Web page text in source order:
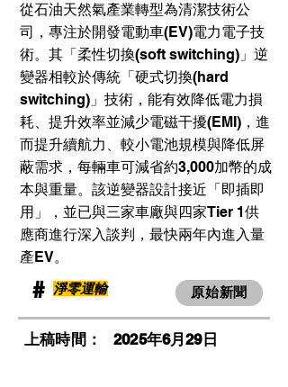
從石油天然氣產業轉型為清潔技術公
司，專注於開發電動車(EV)電力電子技
術。其「柔性切換(soft switching)」逆
變器相較於傳統「硬式切換(hard
switching)」技術，能有效降低電力損
耗、提升效率並減少電磁干擾(EMI)，進
而提升續航力、較小電池規模與降低屏
蔽需求，每輛車可減省約3,000加幣的成
本與重量。該逆變器設計接近「即插即
用」，並已與三家車廠與四家Tier 1供
應商進行深入談判，最快兩年內進入量
產EV。
​# 淨零運輸 原始新聞
​上稿時間： 2025年6月29日